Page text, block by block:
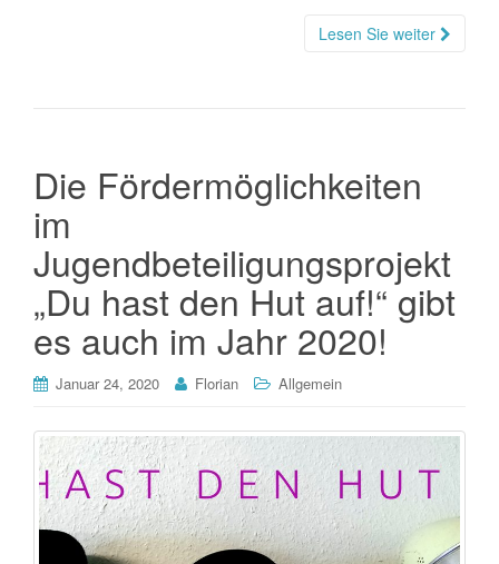
Lesen Sie weiter
Die Fördermöglichkeiten
im
Jugendbeteiligungsprojekt
„Du hast den Hut auf!“ gibt
es auch im Jahr 2020!
Januar 24, 2020 Florian Allgemein